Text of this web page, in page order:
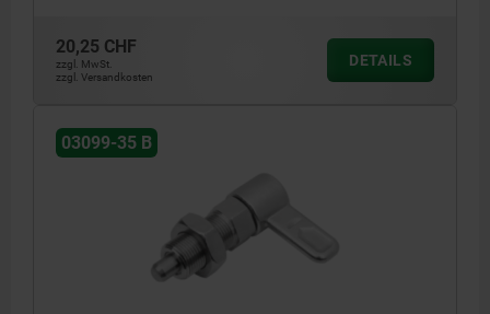
20,25 CHF
zzgl. MwSt.
zzgl. Versandkosten
DETAILS
03099-35 B